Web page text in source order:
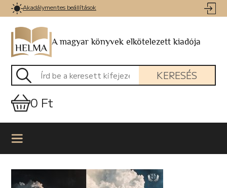
Akadálymentes beállítások
A magyar könyvek elkötelezett kiadója
KERESÉS
0 Ft